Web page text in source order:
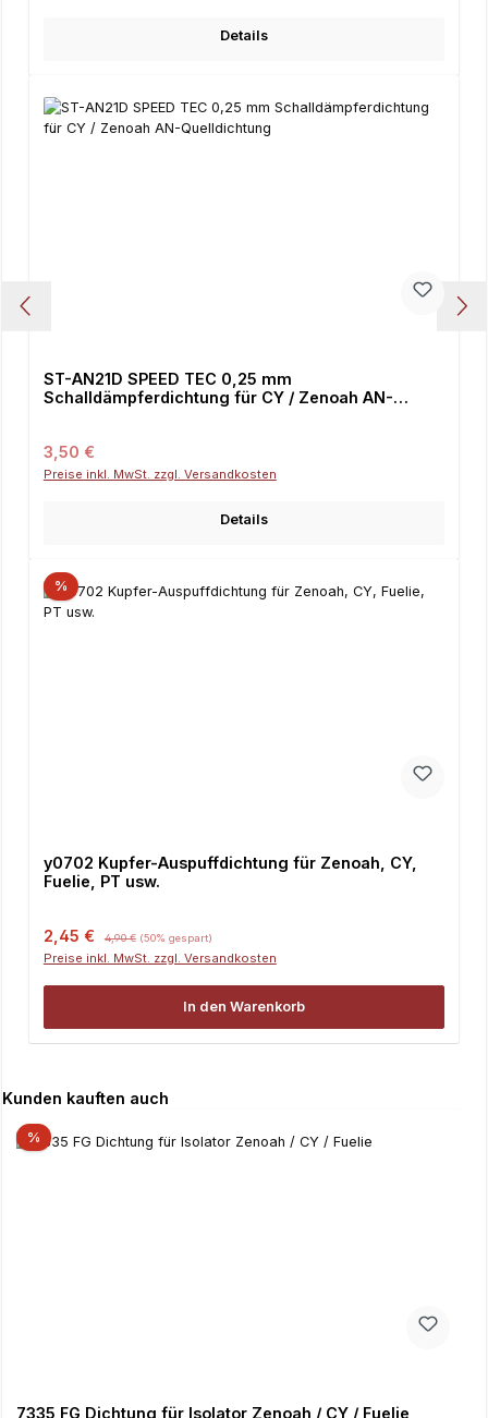
Details
ST-AN21D SPEED TEC 0,25 mm
Schalldämpferdichtung für CY / Zenoah AN-
Regulärer Preis:
3,50 €
Preise inkl. MwSt. zzgl. Versandkosten
Details
%
y0702 Kupfer-Auspuffdichtung für Zenoah, CY,
Fuelie, PT usw.
Verkaufspreis:
2,45 € 4,90 € (50% gespart)
Preise inkl. MwSt. zzgl. Versandkosten
In den Warenkorb
Produktgalerie überspringen
Kunden kauften auch
%
7335 FG Dichtung für Isolator Zenoah / CY / Fuelie